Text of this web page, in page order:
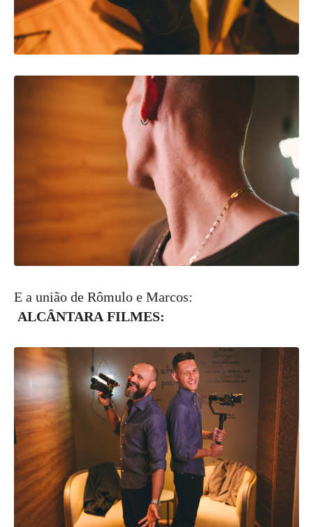
E a união de Rômulo e Marcos:
ALCÂNTARA FILMES: